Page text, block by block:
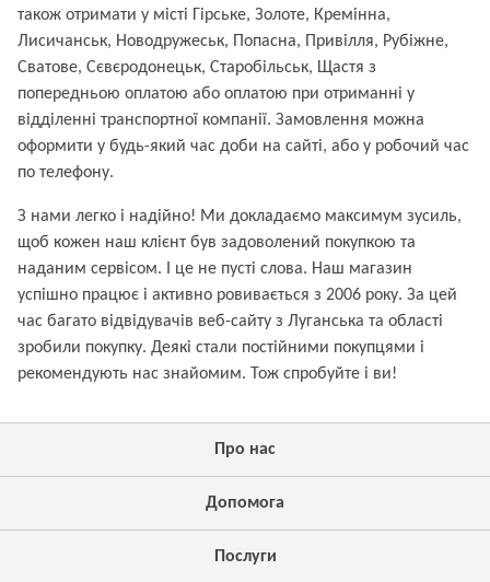
також отримати у місті Гірське, Золоте, Кремінна,
Лисичанськ, Новодружеськ, Попасна, Привілля, Рубіжне,
Сватове, Сєвєродонецьк, Старобільськ, Щастя з
попередньою оплатою або оплатою при отриманні у
відділенні транспортної компанії. Замовлення можна
оформити у будь-який час доби на сайті, або у робочий час
по телефону.
З нами легко і надійно! Ми докладаємо максимум зусиль,
щоб кожен наш клієнт був задоволений покупкою та
наданим сервісом. І це не пусті слова. Наш магазин
успішно працює і активно ровивається з 2006 року. За цей
час багато відвідувачів веб-сайту з Луганська та області
зробили покупку. Деякі стали постійними покупцями і
рекомендують нас знайомим. Тож спробуйте і ви!
Про нас
Допомога
Послуги